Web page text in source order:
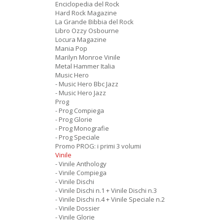
Enciclopedia del Rock
Hard Rock Magazine
La Grande Bibbia del Rock
Libro Ozzy Osbourne
Locura Magazine
Mania Pop
Marilyn Monroe Vinile
Metal Hammer Italia
Music Hero
- Music Hero Bbc Jazz
- Music Hero Jazz
Prog
- Prog Compiega
- Prog Glorie
- Prog Monografie
- Prog Speciale
Promo PROG: i primi 3 volumi
Vinile
- Vinile Anthology
- Vinile Compiega
- Vinile Dischi
- Vinile Dischi n.1 + Vinile Dischi n.3
- Vinile Dischi n.4 + Vinile Speciale n.2
- Vinile Dossier
- Vinile Glorie